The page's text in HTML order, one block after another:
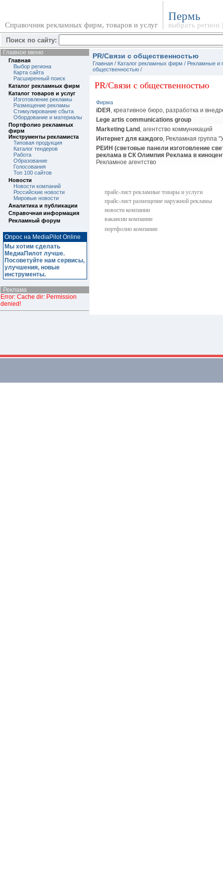
Справочник рекламных фирм, товаров и услуг
Пермь
выбрать регион
Поиск по сайту:
Главное меню
Главная
Выбор региона
Карта сайта
Расширенный поиск
Каталог рекламных фирм
Каталог товаров и услуг
Изготовление рекламы
Размещение рекламы
Стимулирование сбыта
Обордование и материалы
Портфолио рекламных
фирм
Инструменты рекламиста
Типовая продукция
Каталог тендеров
Работа
Образование
Голосования
Топ 100 сайтов
Новости
Новости компаний
Российские новости
Мировые новости
Аналитика и публикации
Справочная информация
Рекламный форум
Опрос на MediaPilot Online
Мы хотим сделать
МедиаПилот лучше.
Посоветуйте нам сервисы,
улучшения, новые
инструменты.
Реклама
Error: Cache dir: Permission
denied!
PR/Связи с общественностью
Главная / Каталог рекламных фирм / Рекламные и
общественностью /
PR/Связи с общественностью
Фирма
iDEЯ , креативное бюро, разработка и
Lege artis communications group
Marketing Land , агентство коммуникаций
Интернет для каждого, Рекламная группа
РЕИН (световые панели изготовление
реклама в СК Олимпия Реклама в
Рекламное агентство
прайс-лист рекламные товары и услуги
прайс-лист размещение наружной рекламы
новости компании
вакансии компании
портфолио компании